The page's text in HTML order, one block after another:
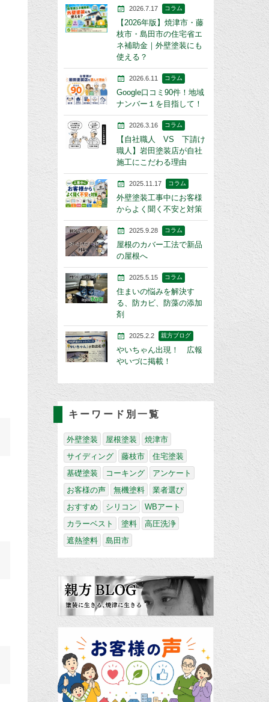
2026.7.17 コラム
【2026年版】焼津市・藤
枝市・島田市の住宅省エ
ネ補助金｜外壁塗装にも
使える？
2026.6.11 コラム
Google口コミ90件！地域
ナンバー１を目指して！
2026.3.16 コラム
【自社職人 VS 下請け
職人】岩田塗装店が自社
施工にこだわる理由
2025.11.17 コラム
外壁塗装工事中にお客様
からよく聞く不安と対策
2025.9.28 コラム
屋根のカバー工法で新品
の屋根へ
2025.5.15 コラム
住まいの悩みを解決す
る、防カビ、防藻の添加
剤
2025.2.2 親方ブログ
やいちゃん出現！ 広報
やいづに掲載！
キーワード別一覧
外壁塗装 屋根塗装
焼津市
サイディング
藤枝市
住宅塗装
基礎塗装
コーキング
アンケート
お客様の声
無機塗料
業者選び
おすすめ
シリコン
WBアート
カラーベスト
塗料
高圧洗浄
遮熱塗料
島田市